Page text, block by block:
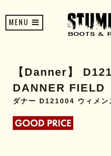
MENU
【Danner】
DANNER FIELD
ダナー D121004 ウィメン